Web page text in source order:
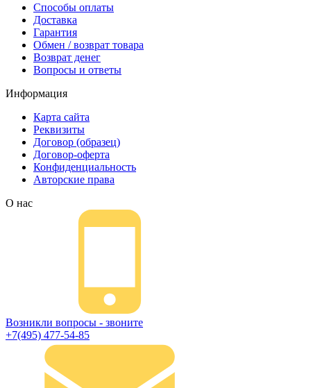
Способы оплаты
Доставка
Гарантия
Обмен / возврат товара
Возврат денег
Вопросы и ответы
Информация
Карта сайта
Реквизиты
Договор (образец)
Договор-оферта
Конфиденциальность
Авторские права
О нас
Возникли вопросы - звоните
+7(495) 477-54-85